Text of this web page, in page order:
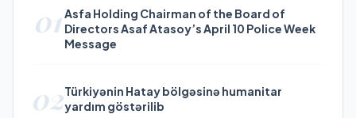
01Asfa Holding Chairman of the Board of
Directors Asaf Atasoy’s April 10 Police Week
Message
02Türkiyənin Hatay bölgəsinə humanitar
yardım göstərilib